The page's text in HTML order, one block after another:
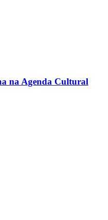
na Agenda Cultural